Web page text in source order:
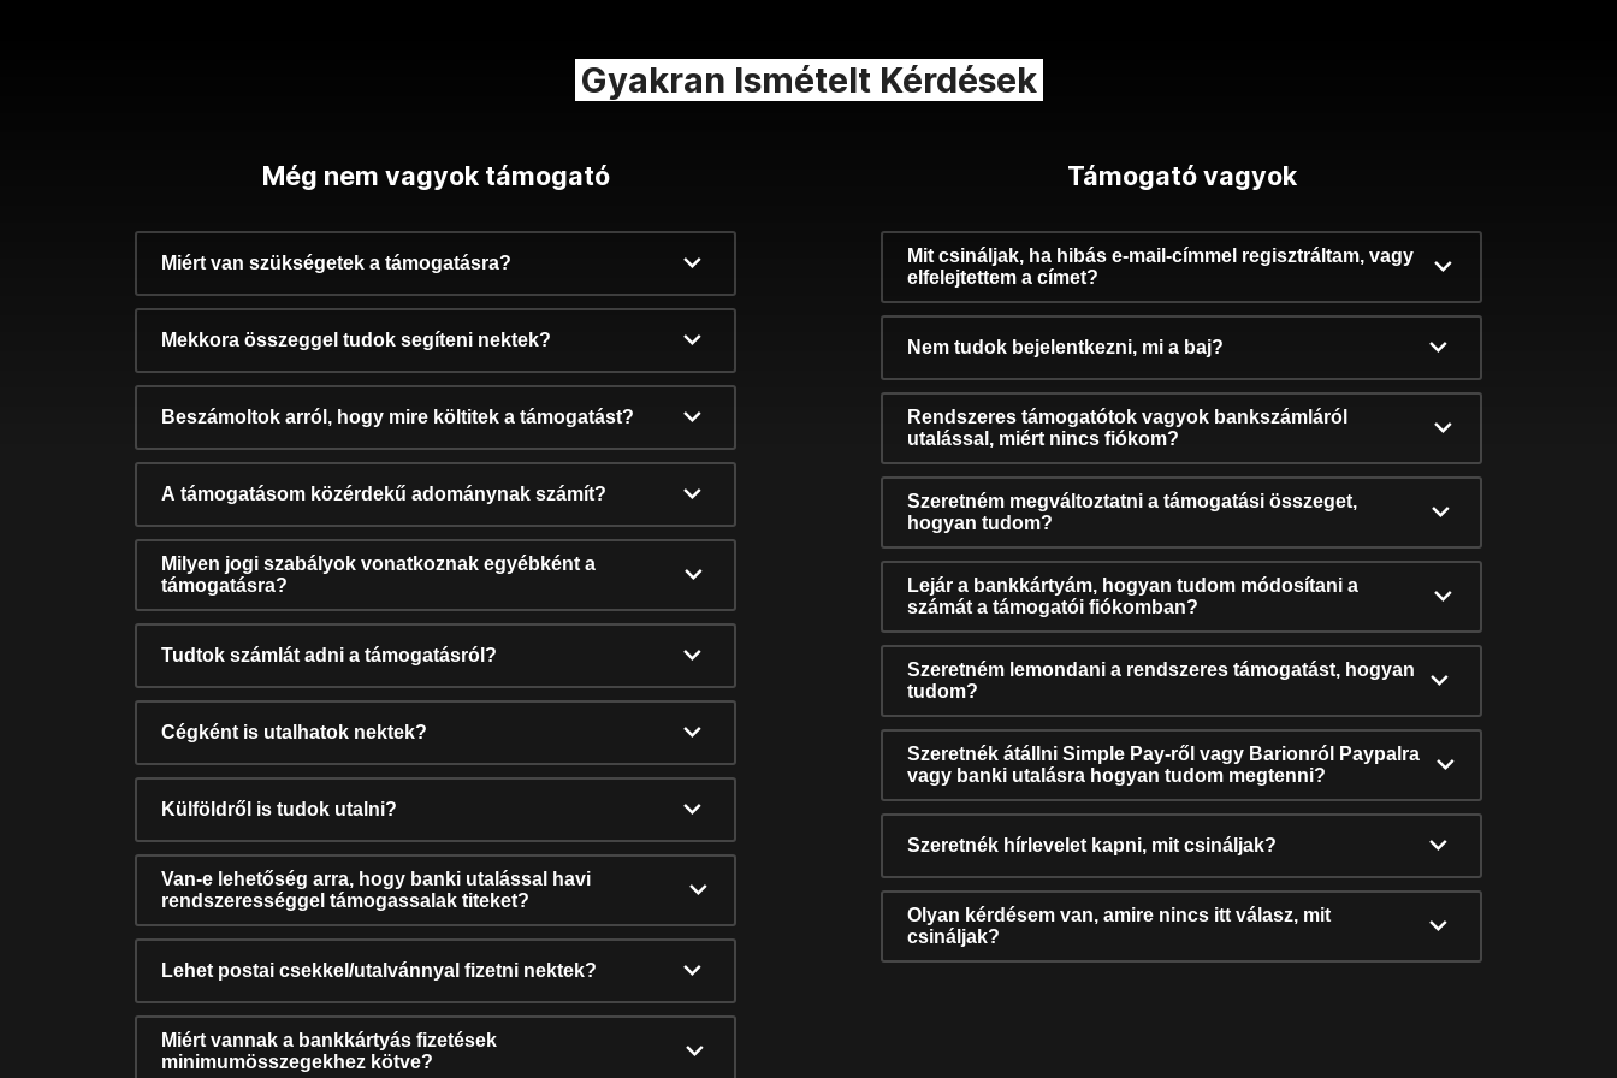
Gyakran Ismételt Kérdések
Még nem vagyok támogató
Miért van szükségetek a támogatásra?
Mekkora összeggel tudok segíteni nektek?
Beszámoltok arról, hogy mire költitek a támogatást?
A támogatásom közérdekű adománynak számít?
Milyen jogi szabályok vonatkoznak egyébként a
támogatásra?
Tudtok számlát adni a támogatásról?
Cégként is utalhatok nektek?
Külföldről is tudok utalni?
Van-e lehetőség arra, hogy banki utalással havi
rendszerességgel támogassalak titeket?
Lehet postai csekkel/utalvánnyal fizetni nektek?
Miért vannak a bankkártyás fizetések
minimumösszegekhez kötve?
Támogató vagyok
Mit csináljak, ha hibás e-mail-címmel regisztráltam, vagy
elfelejtettem a címet?
Nem tudok bejelentkezni, mi a baj?
Rendszeres támogatótok vagyok bankszámláról
utalással, miért nincs fiókom?
Szeretném megváltoztatni a támogatási összeget,
hogyan tudom?
Lejár a bankkártyám, hogyan tudom módosítani a
számát a támogatói fiókomban?
Szeretném lemondani a rendszeres támogatást, hogyan
tudom?
Szeretnék átállni Simple Pay-ről vagy Barionról Paypalra
vagy banki utalásra hogyan tudom megtenni?
Szeretnék hírlevelet kapni, mit csináljak?
Olyan kérdésem van, amire nincs itt válasz, mit
csináljak?